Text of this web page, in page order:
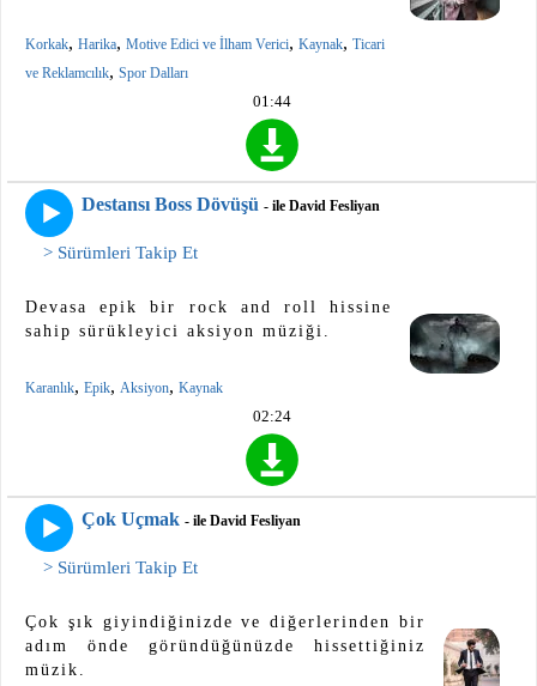
Korkak, Harika, Motive Edici ve İlham Verici, Kaynak, Ticari
ve Reklamcılık, Spor Dalları
01:44
Destansı Boss Dövüşü - ile David Fesliyan
> Sürümleri Takip Et
Devasa epik bir rock and roll hissine
sahip sürükleyici aksiyon müziği.
Karanlık, Epik, Aksiyon, Kaynak
02:24
Çok Uçmak - ile David Fesliyan
> Sürümleri Takip Et
Çok şık giyindiğinizde ve diğerlerinden bir
adım önde göründüğünüzde hissettiğiniz
müzik.